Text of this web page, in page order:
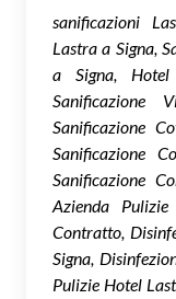
sanificazioni
Lastra a Signa,
a Signa,
Sanificazione
Sanificazione
Sanificazione
Sanificazione
Azienda
Contratto,
Signa,
Pulizie Hotel